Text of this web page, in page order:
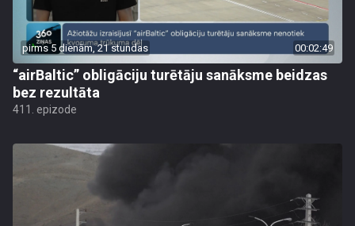
pirms 5 dienām, 21 stundas 00:02:49
“airBaltic” obligāciju turētāju sanāksme beidzas
bez rezultāta
411. epizode